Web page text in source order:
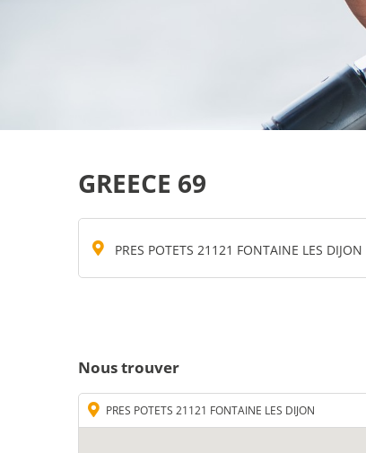
GREECE 69
PRES POTETS 21121 FONTAINE LES DIJON
Nous trouver
PRES POTETS 21121 FONTAINE LES DIJON